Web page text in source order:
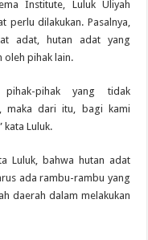
Institute, Luluk Uliyah
perlu dilakukan. Pasalnya,
adat, hutan adat yang
oleh pihak lain.
pihak-pihak yang tidak
maka dari itu, bagi kami
kata Luluk.
Luluk, bahwa hutan adat
ada rambu-rambu yang
daerah dalam melakukan